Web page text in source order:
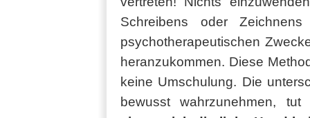
Schreibens oder
psychotherapeutischen
heranzukommen. Diese
keine Umschulung. Die
bewusst wahrzunehmen,